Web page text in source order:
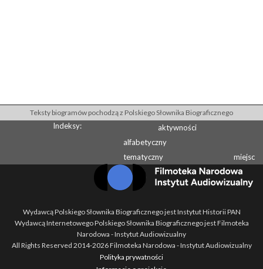
Teksty biogramów pochodzą z Polskiego Słownika Biograficznego
Indeksy:
aktywności
alfabetyczny
tematyczny
miejsc
Wydawcą Polskiego Słownika Biograficznego jest Instytut Historii PAN
Wydawcą Internetowego Polskiego Słownika Biograficznego jest Filmoteka
Narodowa - Instytut Audiowizualny
All Rights Reserved 2014-2026Filmoteka Narodowa - Instytut Audiowizualny
Polityka prywatności